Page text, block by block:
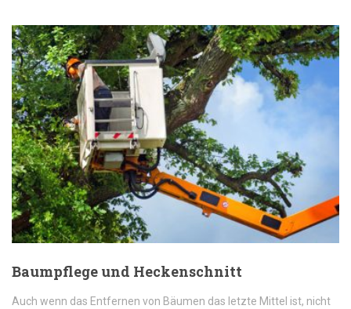
Baumpflege und Heckenschnitt
Auch wenn das Entfernen von Bäumen das letzte Mittel ist, nicht